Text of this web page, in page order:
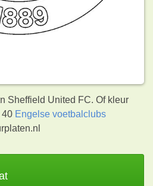
Sheffield United FC. Of kleur
40 Engelse voetbalclubs